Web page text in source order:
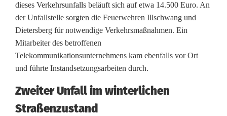
ü
h
r
t
z
u
dieses Verkehrsunfalls beläuft sich auf etwa 14.500 Euro. An
der Unfallstelle sorgten die Feuerwehren Illschwang und
Dietersberg für notwendige Verkehrsmaßnahmen. Ein
Mitarbeiter des betroffenen
Telekommunikationsunternehmens kam ebenfalls vor Ort
und führte Instandsetzungsarbeiten durch.
Zweiter Unfall im winterlichen
Straßenzustand